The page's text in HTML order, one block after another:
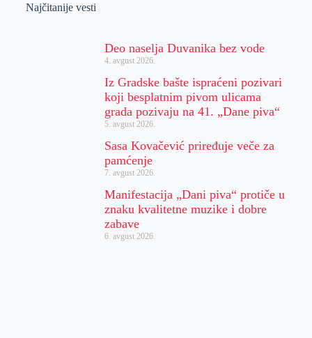
Najčitanije vesti
Deo naselja Duvanika bez vode
4. avgust 2026.
Iz Gradske bašte ispraćeni pozivari
koji besplatnim pivom ulicama
grada pozivaju na 41. „Dane piva“
5. avgust 2026.
Sasa Kovačević priređuje veče za
pamćenje
7. avgust 2026.
Manifestacija „Dani piva“ protiče u
znaku kvalitetne muzike i dobre
zabave
6. avgust 2026.